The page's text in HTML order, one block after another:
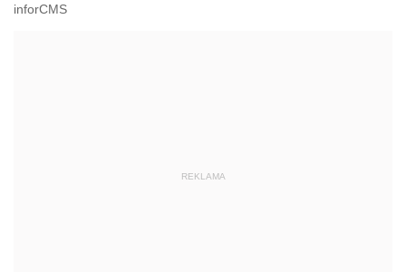
inforCMS